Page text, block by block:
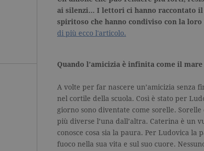
ai silenzi… I lettori ci hanno raccontato il
spiritoso che hanno condiviso con la
di più ecco l'articolo.
Quando l’amicizia è infinita come il mare
A volte per far nascere un’amicizia senza
nel cortile della scuola. Così è stato per
giorno sono diventate come sorelle.
più diverse l’una dall’altra. Caterina è un
conosce cosa sia la paura. Per Ludovica la
fuoco nella sua vita e sul suo cuore.